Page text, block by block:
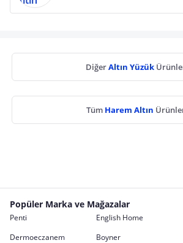
DiğerAltın Yüzük
Tüm Harem Altın
Popüler Marka ve Mağazalar
Penti English Home
Dermoeczanem
Boyner